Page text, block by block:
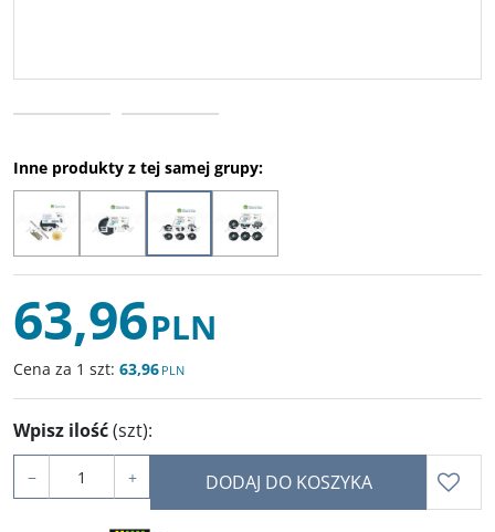
Inne produkty z tej samej grupy:
63,96PLN
Cena za 1 szt: 63,96 PLN
Wpisz ilość(szt):
− + DODAJ DO KOSZYKA